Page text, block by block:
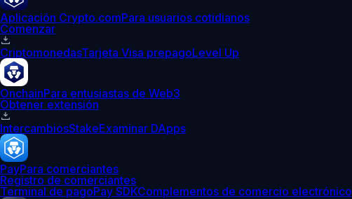
Aplicación Crypto.comPara usuarios cotidianos
Comenzar
CriptomonedasTarjeta Visa prepagoLevel Up
OnchainPara entusiastas de Web3
Obtener extensión
IntercambiosStakeExaminar DApps
PayPara comerciantes
Registro de comerciantes
Terminal de pagoPay SDKComplementos de comercio electrónico